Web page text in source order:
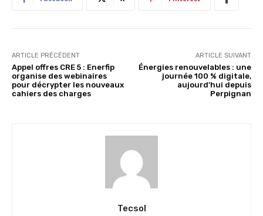
ARTICLE PRÉCÉDENT
Appel offres CRE 5 : Enerfip
organise des webinaires
pour décrypter les nouveaux
cahiers des charges
ARTICLE SUIVANT
Énergies renouvelables : une
journée 100 % digitale,
aujourd’hui depuis
Perpignan
Tecsol